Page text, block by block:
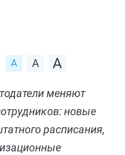
меняют
новые
расписания,